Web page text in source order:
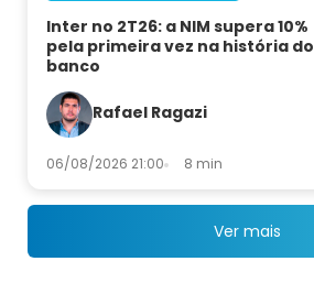
Inter no 2T26: a NIM supera 10%
pela primeira vez na história do
banco
Rafael Ragazi
06/08/2026 21:00 8 min
Ver mais